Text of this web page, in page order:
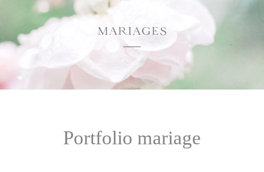
MARIAGES
Portfolio mariage